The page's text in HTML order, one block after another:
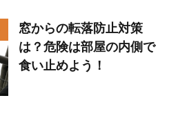
窓からの転落防止対策
は？危険は部屋の内側で
食い止めよう！